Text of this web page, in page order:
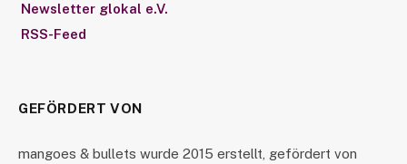
Newsletter glokal e.V.
RSS-Feed
GEFÖRDERT VON
mangoes & bullets wurde 2015 erstellt, gefördert von